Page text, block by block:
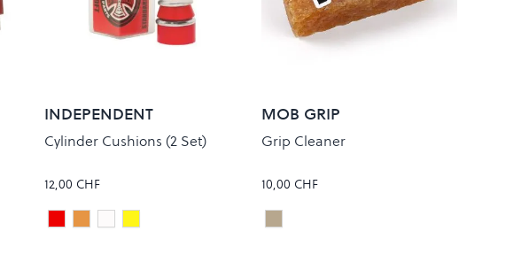
INDEPENDENT
Cylinder Cushions (2 Set)
12,00 CHF
Colour
Standard Soft 88A Red
Standard Medium 90A Orange
Standard Super Soft 78A White
Standard Super Hard 96A Yellow
MOB GRIP
Grip Cleaner
10,00 CHF
Colour
Natural